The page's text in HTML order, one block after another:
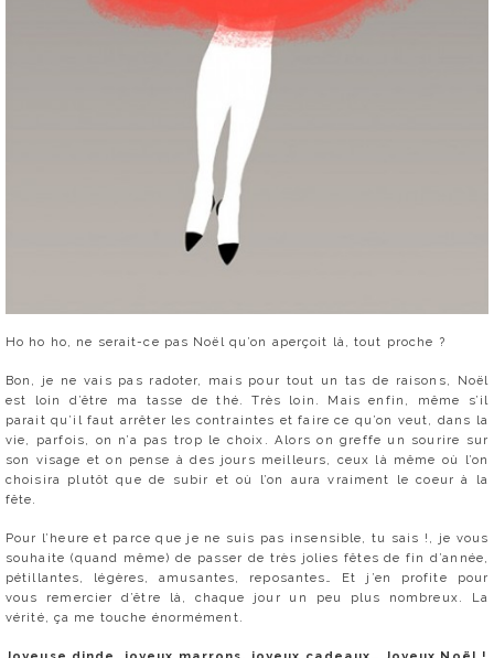
Ho ho ho, ne serait-ce pas Noël qu’on aperçoit là, tout proche ?
Bon, je ne vais pas radoter, mais pour tout un tas de raisons, Noël
est loin d’être ma tasse de thé. Très loin. Mais enfin, même s’il
parait qu’il faut arrêter les contraintes et faire ce qu’on veut, dans la
vie, parfois, on n’a pas trop le choix. Alors on greffe un sourire sur
son visage et on pense à des jours meilleurs, ceux là même où l’on
choisira plutôt que de subir et où l’on aura vraiment le coeur à la
fête.
Pour l’heure et parce que je ne suis pas insensible, tu sais !, je vous
souhaite (quand même) de passer de très jolies fêtes de fin d’année,
pétillantes, légères, amusantes, reposantes… Et j’en profite pour
vous remercier d’être là, chaque jour un peu plus nombreux. La
vérité, ça me touche énormément.